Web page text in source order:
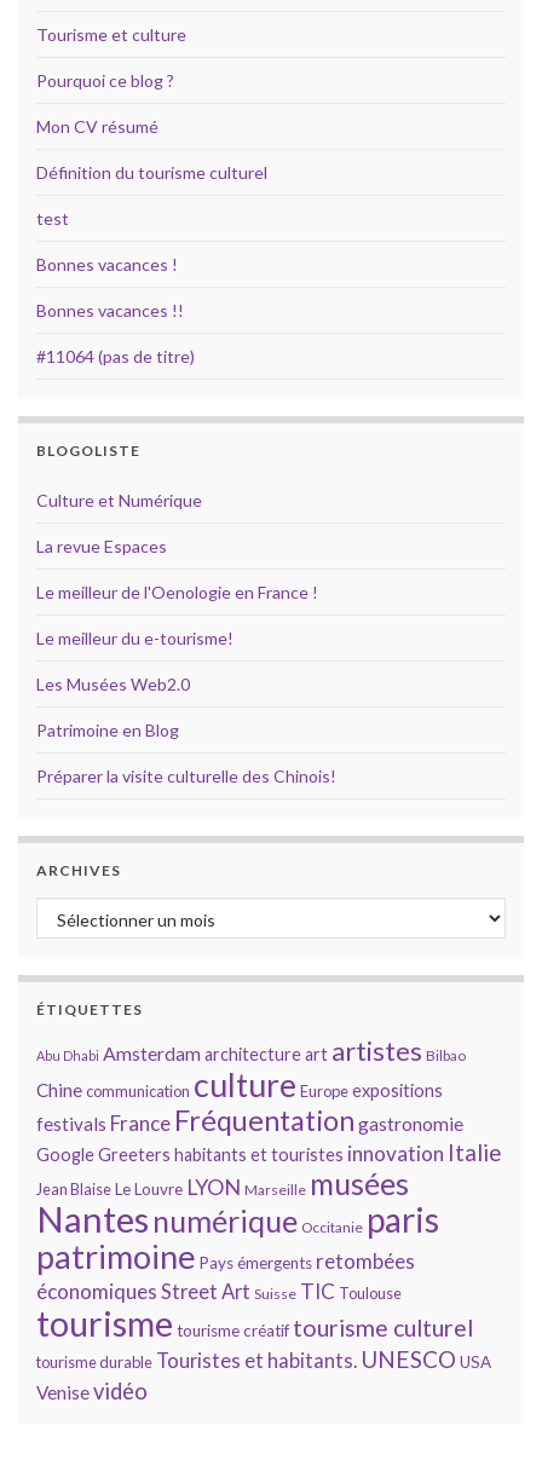
Tourisme et culture
Pourquoi ce blog ?
Mon CV résumé
Définition du tourisme culturel
test
Bonnes vacances !
Bonnes vacances !!
#11064 (pas de titre)
BLOGOLISTE
Culture et Numérique
La revue Espaces
Le meilleur de l'Oenologie en France !
Le meilleur du e-tourisme!
Les Musées Web2.0
Patrimoine en Blog
Préparer la visite culturelle des Chinois!
ARCHIVES
Archives
ÉTIQUETTES
Abu Dhabi Amsterdamarchitectureart artistes Bilbao
Chinecommunication culture Europeexpositions
festivals France Fréquentation gastronomie
GoogleGreeters habitants et touristes innovation Italie
Jean BlaiseLe Louvre LYON Marseille musées
Nantes numérique Occitanie paris
patrimoine Pays émergents retombées
économiques Street Art Suisse TIC Toulouse
tourisme tourisme créatif tourisme culturel
tourisme durable Touristes et habitants. UNESCO USA
Venisevidéo